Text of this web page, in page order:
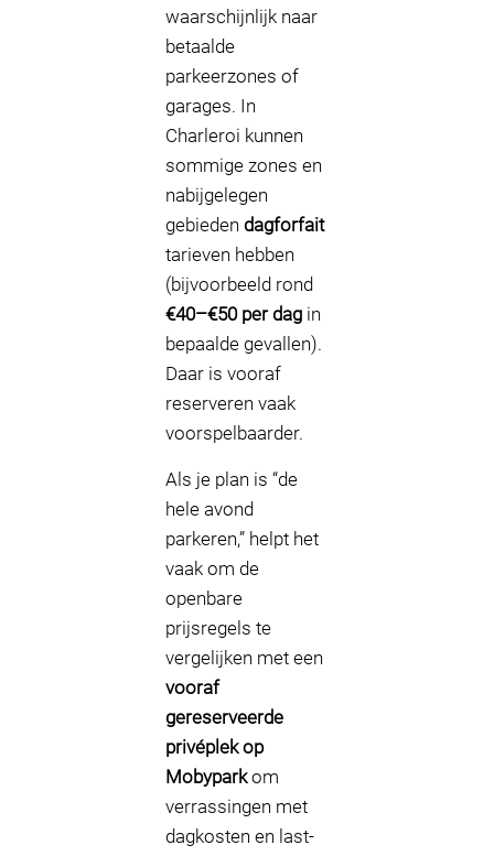
waarschijnlijk naar
betaalde
parkeerzones of
garages. In
Charleroi kunnen
sommige zones en
nabijgelegen
gebieden dagforfait
tarieven hebben
(bijvoorbeeld rond
€40–€50 per dag in
bepaalde gevallen).
Daar is vooraf
reserveren vaak
voorspelbaarder.
Als je plan is “de
hele avond
parkeren,” helpt het
vaak om de
openbare
prijsregels te
vergelijken met een
vooraf
gereserveerde
privéplek op
Mobyparkom
verrassingen met
dagkosten en last-